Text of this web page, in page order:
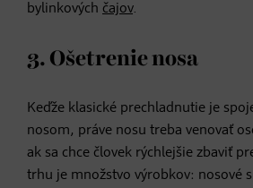
bylinkových čajov.
3. Ošetrenie nosa
Keďže klasické prechladnutie je
nosom, práve nosu treba venovať
ak sa chce človek rýchlejšie zbaviť
trhu je množstvo výrobkov: nosové